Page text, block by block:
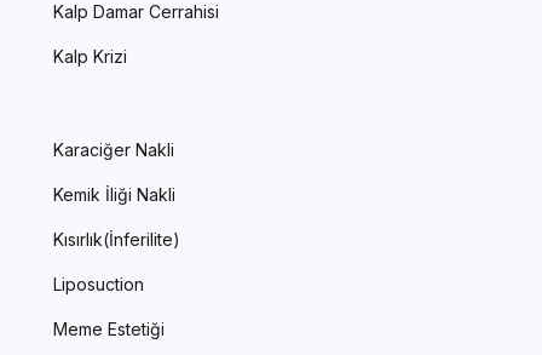
Kalp Damar Cerrahisi
Kalp Krizi
Karaciğer Nakli
Kemik İliği Nakli
Kısırlık(İnferilite)
Liposuction
Meme Estetiği